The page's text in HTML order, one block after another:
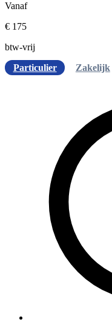
Vanaf
€ 175
btw-vrij
Particulier
Zakelijk